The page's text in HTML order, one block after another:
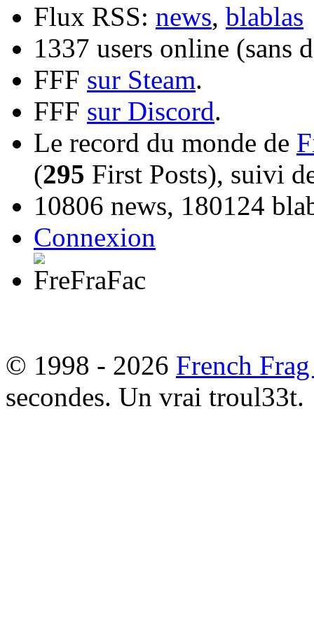
Flux RSS: news, blablas
1337 users online (sans
FFF sur Steam.
FFF sur Discord.
Le record du monde de
(295 First Posts), suivi
10806 news, 180124
Connexion
© 1998 - 2026 French
secondes. Un vrai troul33t.